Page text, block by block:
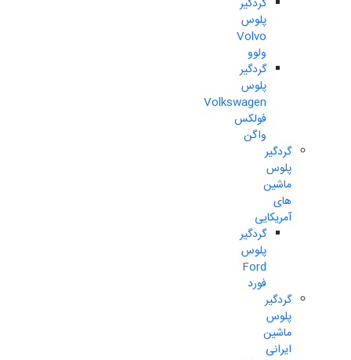
گردگیر
پلوس
Volvo
ولوو
گردگیر
پلوس
Volkswagen
فولکس
واگن
گردگیر
پلوس
ماشین
های
آمریکایی
گردگیر
پلوس
Ford
فورد
گردگیر
پلوس
ماشین
ایرانی